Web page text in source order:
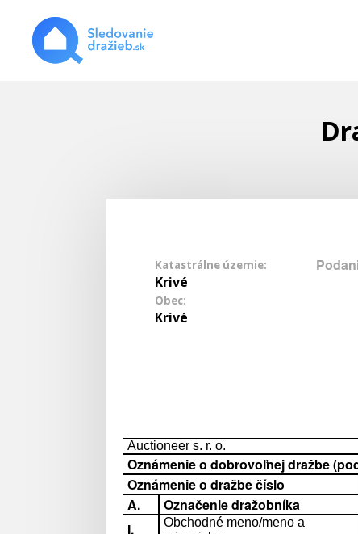
Katastrálne územie:
Krivé
Obec:
Krivé
Auctioneer s. r. o.
Oznámenie o dobrovoľnej dražbe
Oznámenie o dražbe číslo
A.
Označenie dražobníka
I.
Obchodné meno/meno a